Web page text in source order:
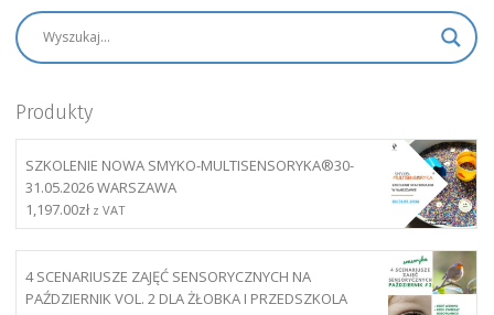
Produkty
SZKOLENIE NOWA SMYKO-MULTISENSORYKA®30-
31.05.2026 WARSZAWA
1,197.00zł z VAT
4 SCENARIUSZE ZAJĘĆ SENSORYCZNYCH NA
PAŹDZIERNIK VOL. 2 DLA ŻŁOBKA I PRZEDSZKOLA